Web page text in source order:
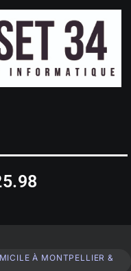
À MONTPELLIER &